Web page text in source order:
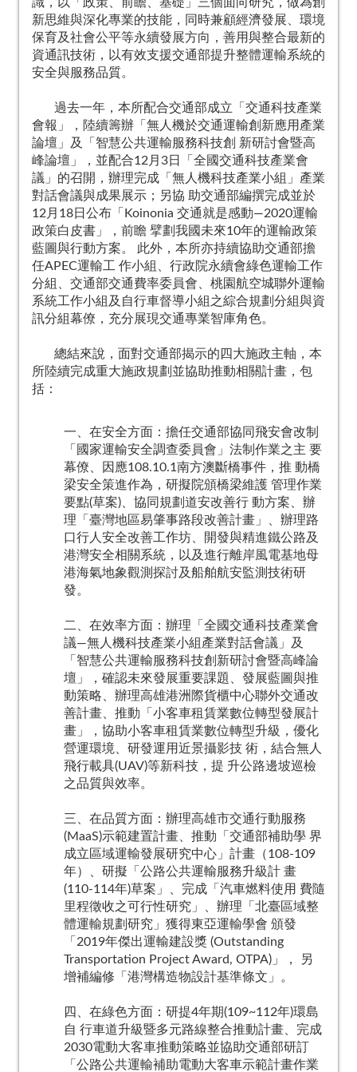
新思維與深化專業的技能，同時兼顧經濟發展、環境
保育及社會公平等永續發展方向，善用與整合最新的
資通訊技術，以有效支援交通部提升整體運輸系統的
安全與服務品質。
過去一年，本所配合交通部成立「交通科技產業
會報」，陸續籌辦「無人機於交通運輸創新應用產業
論壇」及「智慧公共運輸服務科技創 新研討會暨高
峰論壇」，並配合12月3日「全國交通科技產業會
議」的召開，辦理完成「無人機科技產業小組」產業
對話會議與成果展示；另協 助交通部編撰完成並於
12月18日公布「Koinonia 交通就是感動―2020運輸
政策白皮書」，前瞻 擘劃我國未來10年的運輸政策
藍圖與行動方案。 此外，本所亦持續協助交通部擔
任APEC運輸工 作小組、行政院永續會綠色運輸工作
分組、交通部交通費率委員會、桃園航空城聯外運輸
系統工作小組及自行車督導小組之綜合規劃分組與資
訊分組幕僚，充分展現交通專業智庫角色。
總結來說，面對交通部揭示的四大施政主軸，本
所陸續完成重大施政規劃並協助推動相關計畫，包
括：
一、在安全方面：擔任交通部協同飛安會改制
「國家運輸安全調查委員會」法制作業之主 要
幕僚、因應108.10.1南方澳斷橋事件，推 動橋
梁安全策進作為，研擬院頒橋梁維護 管理作業
要點(草案)、協同規劃道安改善行 動方案、辦
理「臺灣地區易肇事路段改善計畫」、辦理路
口行人安全改善工作坊、開發與精進鐵公路及
港灣安全相關系統，以及進行離岸風電基地母
港海氣地象觀測探討及船舶航安監測技術研
發。
二、在效率方面：辦理「全國交通科技產業會
議―無人機科技產業小組產業對話會議」及
「智慧公共運輸服務科技創新研討會暨高峰論
壇」，確認未來發展重要課題、發展藍圖與推
動策略、辦理高雄港洲際貨櫃中心聯外交通改
善計畫、推動「小客車租賃業數位轉型發展計
畫」，協助小客車租賃業數位轉型升級，優化
營運環境、研發運用近景攝影技 術，結合無人
飛行載具(UAV)等新科技，提 升公路邊坡巡檢
之品質與效率。
三、在品質方面：辦理高雄市交通行動服務
(MaaS)示範建置計畫、推動「交通部補助學 界
成立區域運輸發展研究中心」計畫（108-109
年）、研擬「公路公共運輸服務升級計 畫
(110-114年)草案」、完成「汽車燃料使用 費隨
里程徵收之可行性研究」、辦理「北臺區域整
體運輸規劃研究」獲得東亞運輸學會 頒發
「2019年傑出運輸建設獎 (Outstanding
Transportation Project Award, OTPA)」， 另
增補編修「港灣構造物設計基準條文」。
四、在綠色方面：研提4年期(109~112年)環島
自 行車道升級暨多元路線整合推動計畫、完成
2030電動大客車推動策略並協助交通部研訂
「公路公共運輸補助電動大客車示範計畫作業